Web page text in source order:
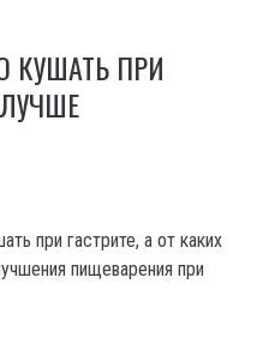
КУШАТЬ ПРИ
при гастрите, а от каких
пищеварения при